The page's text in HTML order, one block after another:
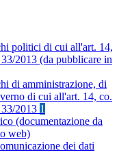
politici di cui all'art. 14,
2013 (da pubblicare in
di amministrazione, di
di cui all'art. 14, co.
2013 1
(documentazione da
web)
dei dati